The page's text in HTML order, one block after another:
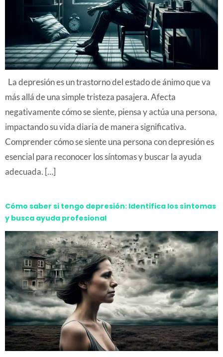
La depresión es un trastorno del estado de ánimo que va
más allá de una simple tristeza pasajera. Afecta
negativamente cómo se siente, piensa y actúa una persona,
impactando su vida diaria de manera significativa.
Comprender cómo se siente una persona con depresión es
esencial para reconocer los síntomas y buscar la ayuda
adecuada. […]
Cómo saber si tengo depresión: Identifica los síntomas
y busca ayuda profesional